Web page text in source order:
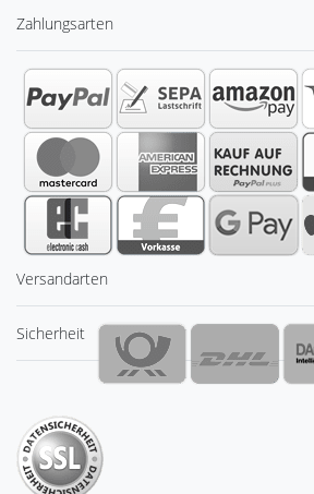
Zahlungsarten
Versandarten
Sicherheit